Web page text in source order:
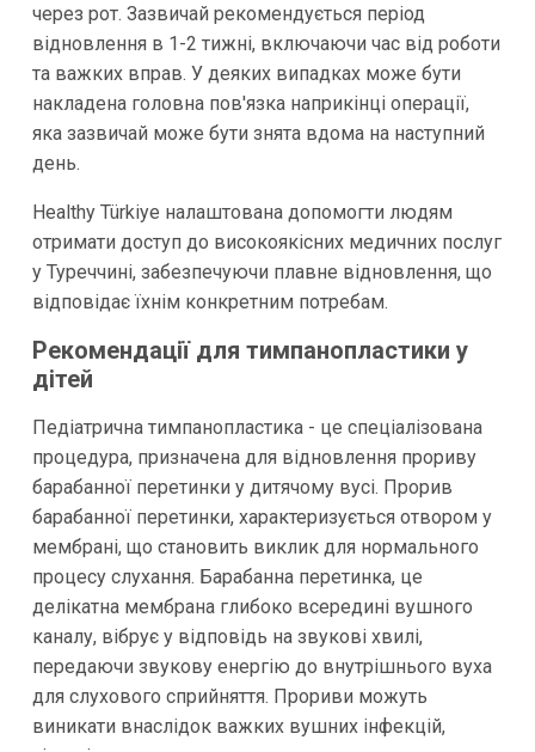
через рот. Зазвичай рекомендується період
відновлення в 1-2 тижні, включаючи час від роботи
та важких вправ. У деяких випадках може бути
накладена головна пов'язка наприкінці операції,
яка зазвичай може бути знята вдома на наступний
день.
Healthy Türkiye налаштована допомогти людям
отримати доступ до високоякісних медичних послуг
у Туреччині, забезпечуючи плавне відновлення, що
відповідає їхнім конкретним потребам.
Рекомендації для тимпанопластики у
дітей
Педіатрична тимпанопластика - це спеціалізована
процедура, призначена для відновлення прориву
барабанної перетинки у дитячому вусі. Прорив
барабанної перетинки, характеризується отвором у
мембрані, що становить виклик для нормального
процесу слухання. Барабанна перетинка, це
делікатна мембрана глибоко всередині вушного
каналу, вібрує у відповідь на звукові хвилі,
передаючи звукову енергію до внутрішнього вуха
для слухового сприйняття. Прориви можуть
виникати внаслідок важких вушних інфекцій,